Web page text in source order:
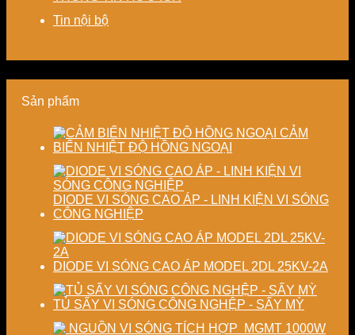
thành
sản
năng
chất
lượng
phẩm
tiết
lượng
định
lượng
sấy
nghiệp
Tin nội bộ
Sản phẩm
CẢM
BIẾN NHIỆT ĐỘ HỒNG NGOẠI
DIODE VI SÓNG CAO ÁP - LINH KIỆN VI SÓNG
CÔNG NGHIỆP
DIODE VI SÓNG CAO ÁP MODEL 2DL 25KV-2A
TỦ SẤY VI SÓNG CÔNG NGHỆP - SẤY MỲ